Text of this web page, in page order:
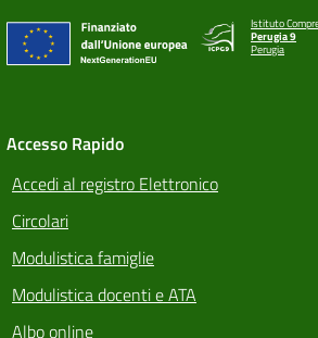
Istituto
Perugia 9
Perugia
Accesso Rapido
Accedi al registro Elettronico
Circolari
Modulistica famiglie
Modulistica docenti e ATA
Albo online